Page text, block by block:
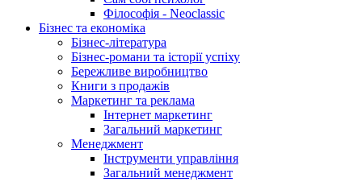
Філософія - Neoclassic
Бізнес та економіка
Бізнес-література
Бізнес-романи та історії успіху
Бережливе виробництво
Книги з продажів
Маркетинг та реклама
Інтернет маркетинг
Загальний маркетинг
Менеджмент
Інструменти управління
Загальний менеджмент